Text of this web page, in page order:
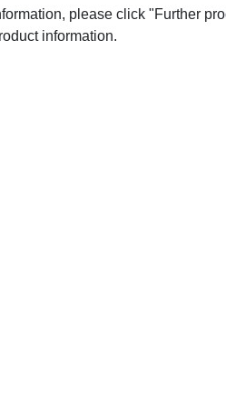
please click "Further
information.